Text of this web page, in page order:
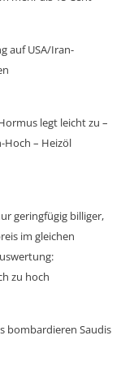
auf USA/Iran-
legt leicht zu –
Hoch – Heizöl
geringfügig billiger,
im gleichen
zu hoch
bombardieren Saudis